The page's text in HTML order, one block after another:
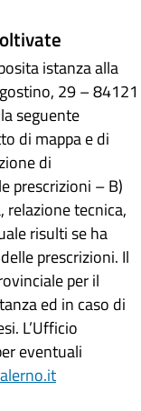
istanza alla
29 – 84121
seguente
di mappa e di
di
prescrizioni – B)
tecnica,
risulti se ha
prescrizioni. Il
per il
ed in caso di
L’Ufficio
eventuali